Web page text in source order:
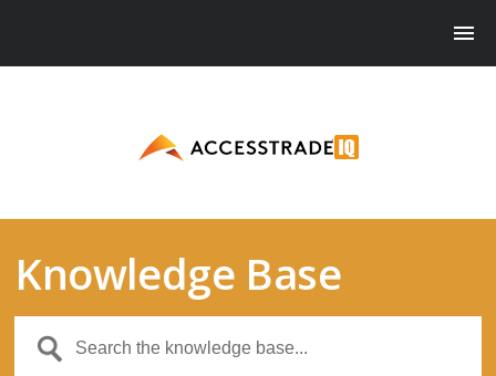
Knowledge Base